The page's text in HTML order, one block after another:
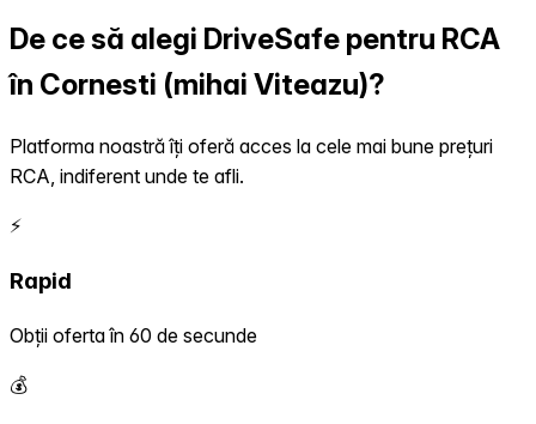
De ce să alegi DriveSafe pentru RCA
în Cornesti (mihai Viteazu)?
Platforma noastră îți oferă acces la cele mai bune prețuri
RCA, indiferent unde te afli.
⚡
Rapid
Obții oferta în 60 de secunde
💰